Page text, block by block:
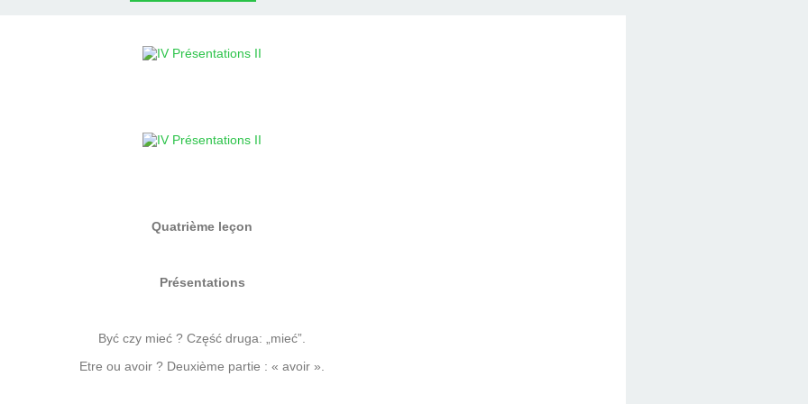
Quatrième leçon
Présentations
Być czy mieć ? Część druga: „mieć”.
Etre ou avoir ? Deuxième partie : « avoir ».